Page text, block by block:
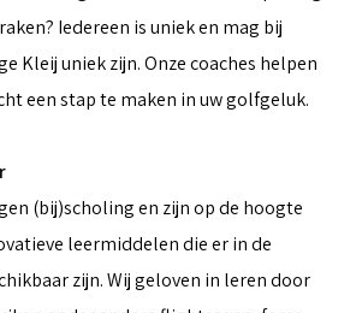
Iedereen is uniek en mag bij
Kleij uniek zijn. Onze coaches helpen
een stap te maken in uw golfgeluk.
(bij)scholing en zijn op de hoogte
leermiddelen die er in de
zijn. Wij geloven in leren door